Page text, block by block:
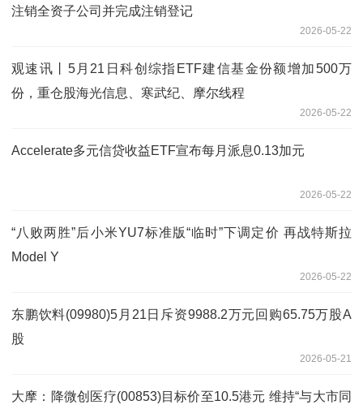
注销全资子公司并完成注销登记
2026-05-22
观速讯丨5月21日科创综指ETF建信基金份额增加500万
份，重仓股海光信息、寒武纪、摩尔线程
2026-05-22
Accelerate多元信贷收益ETF宣布每月派息0.13加元
2026-05-22
“八败两胜”后小米YU7标准版“临时”下调定价 再战特斯拉
Model Y
2026-05-22
东鹏饮料(09980)5月21日斥资9988.2万元回购65.75万股A
股
2026-05-21
大摩：降微创医疗(00853)目标价至10.5港元 维持“与大市同